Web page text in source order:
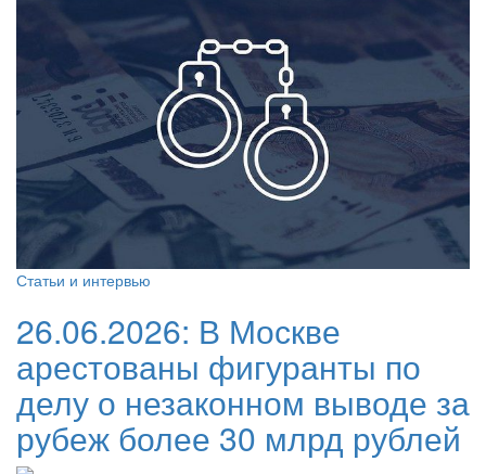
Статьи и интервью
26.06.2026: В Москве
арестованы фигуранты по
делу о незаконном выводе за
рубеж более 30 млрд рублей